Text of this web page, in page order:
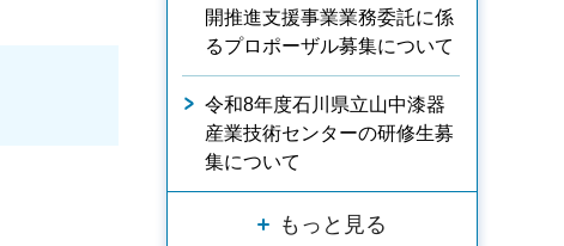
開推進支援事業業務委託に係
るプロポーザル募集について
令和8年度石川県立山中漆器
産業技術センターの研修生募
集について
もっと見る